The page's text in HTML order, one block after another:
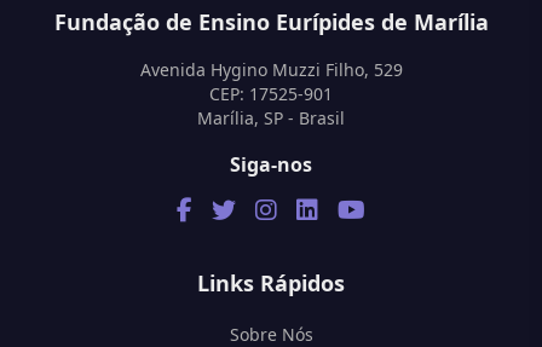
Fundação de Ensino Eurípides de Marília
Avenida Hygino Muzzi Filho, 529
CEP: 17525-901
Marília, SP - Brasil
Siga-nos
Links Rápidos
Sobre Nós